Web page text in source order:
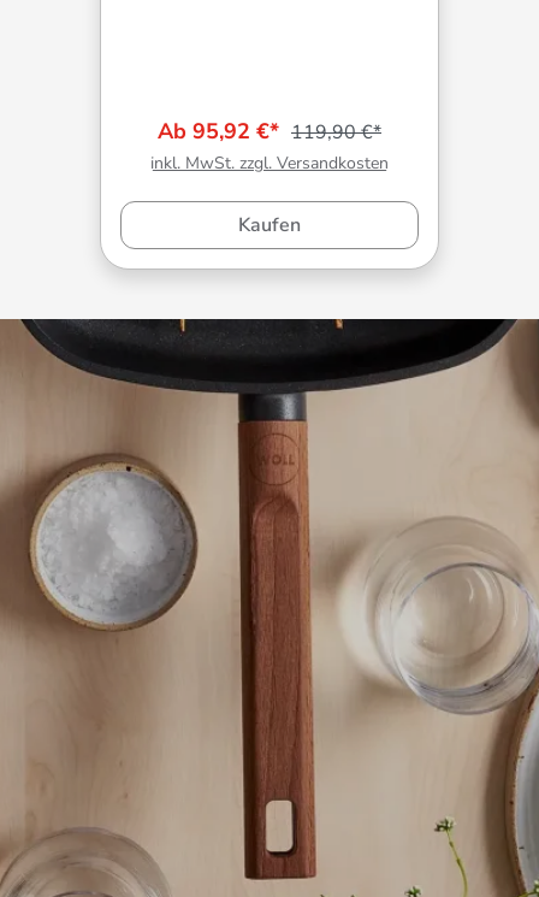
Ab 95,92 €* 119,90 €*
inkl. MwSt. zzgl. Versandkosten
Kaufen